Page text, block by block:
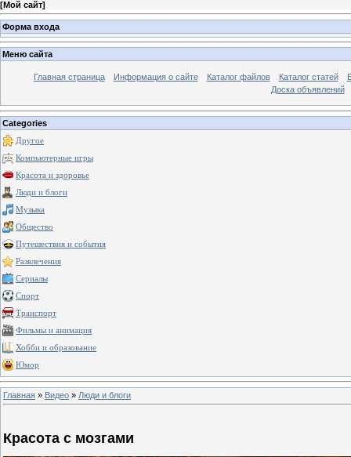
[Мой сайт]
Форма входа
Меню сайта
Главная страница Информация о сайте Каталог файлов Каталог статей
Доска объявлений
Categories
Другое
Компьютерные игры
Красота и здоровье
Люди и блоги
Музыка
Общество
Путешествия и события
Развлечения
Сериалы
Спорт
Транспорт
Фильмы и анимация
Хобби и образование
Юмор
Главная » Видео » Люди и блоги
Красота с мозгами